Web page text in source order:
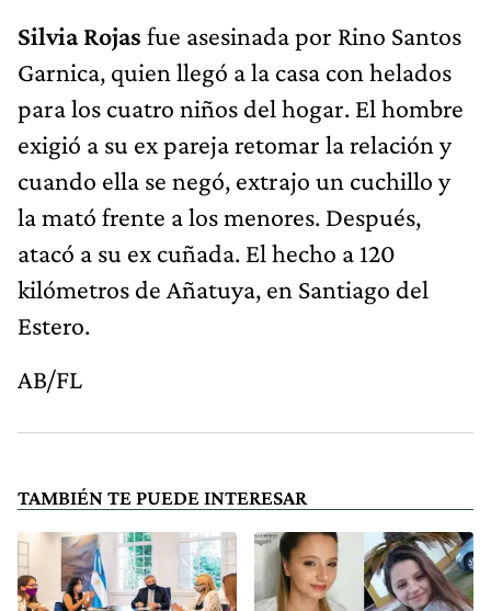
Silvia Rojas fue asesinada por Rino Santos
Garnica, quien llegó a la casa con helados
para los cuatro niños del hogar. El hombre
exigió a su ex pareja retomar la relación y
cuando ella se negó, extrajo un cuchillo y
la mató frente a los menores. Después,
atacó a su ex cuñada. El hecho a 120
kilómetros de Añatuya, en Santiago del
Estero.
AB/FL
TAMBIÉN TE PUEDE INTERESAR